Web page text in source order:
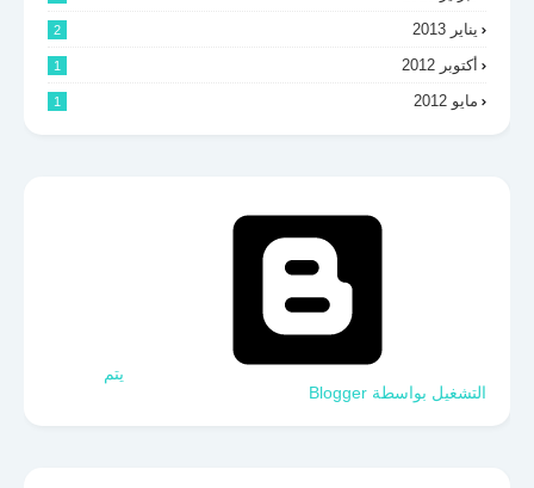
يناير 2013 2
أكتوبر 2012 1
مايو 2012 1
‏يتم
التشغيل بواسطة Blogger